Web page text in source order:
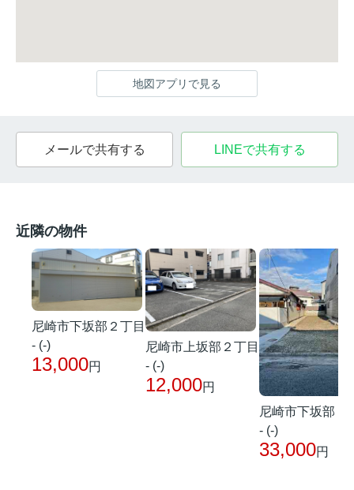
地図アプリで見る
メールで共有する LINEで共有する
近隣の物件
尼崎市下坂部２丁目
- (-)
13,000円
尼崎市上坂部２丁目
- (-)
12,000円
尼崎市下坂部２
- (-)
33,000円